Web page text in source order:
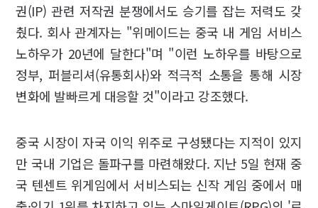
권(IP) 관련 저작권 분쟁에서도 승기를 잡는 저력도 갖
췄다. 회사 관계자는 "위메이드는 중국 내 게임 서비스
노하우가 20년에 달한다"며 "이런 노하우를 바탕으로
정부, 퍼블리셔(유통회사)와 적극적 소통을 통해 시장
변화에 발빠르게 대응할 것"이라고 강조했다.
중국 시장이 자국 이익 위주로 구성됐다는 지적이 있지
만 국내 기업은 돌파구를 마련해왔다. 지난 5일 현재 중
국 텐센트 위게임에서 서비스되는 신작 게임 중에서 매